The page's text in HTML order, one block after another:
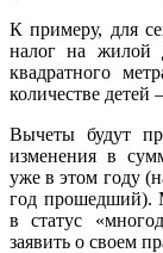
К примеру, для
налог на жилой
квадратного
количестве детей
Вычеты будут
изменения в
уже в этом году
год прошедший).
в статус
заявить о своем